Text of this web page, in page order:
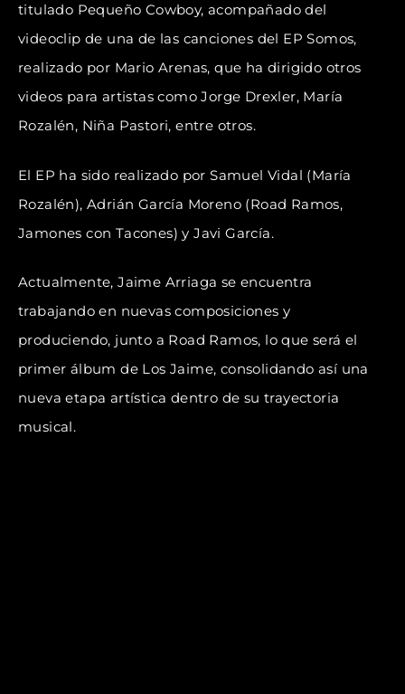
titulado Pequeño Cowboy, acompañado del
videoclip de una de las canciones del EP Somos,
realizado por Mario Arenas, que ha dirigido otros
videos para artistas como Jorge Drexler, María
Rozalén, Niña Pastori, entre otros.
El EP ha sido realizado por Samuel Vidal (María
Rozalén), Adrián García Moreno (Road Ramos,
Jamones con Tacones) y Javi García.
Actualmente, Jaime Arriaga se encuentra
trabajando en nuevas composiciones y
produciendo, junto a Road Ramos, lo que será el
primer álbum de Los Jaime, consolidando así una
nueva etapa artística dentro de su trayectoria
musical.